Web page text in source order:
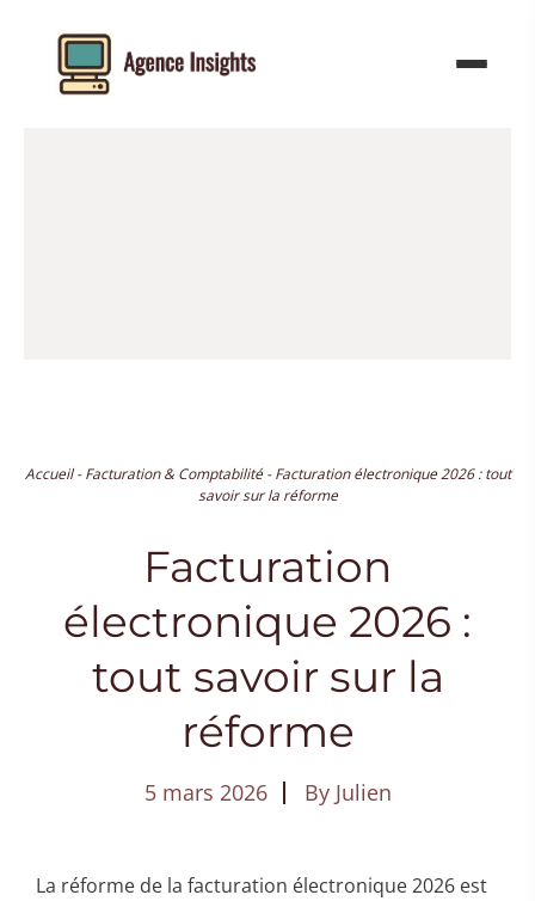
contenu
Accueil-Facturation & Comptabilité-Facturation électronique 2026 : tout
savoir sur la réforme
Facturation
électronique 2026 :
tout savoir sur la
réforme
5 mars 2026 By Julien
La réforme de la facturation électronique 2026 est